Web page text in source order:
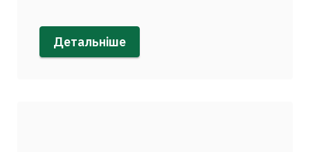
Детальніше